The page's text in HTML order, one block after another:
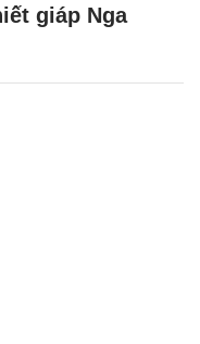
giáp Nga